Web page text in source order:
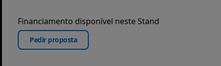
Financiamento disponível neste Stand
Pedir proposta